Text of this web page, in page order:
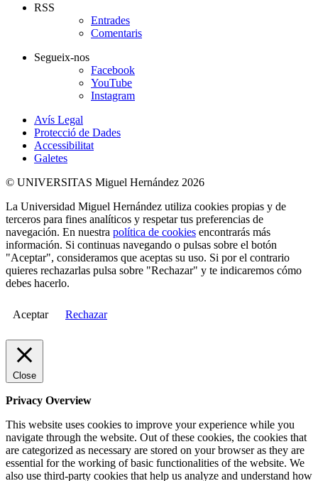
RSS
Entrades
Comentaris
Segueix-nos
Facebook
YouTube
Instagram
Avís Legal
Protecció de Dades
Accessibilitat
Galetes
© UNIVERSITAS Miguel Hernández 2026
La Universidad Miguel Hernández utiliza cookies propias y de
terceros para fines analíticos y respetar tus preferencias de
navegación. En nuestra política de cookies encontrarás más
información. Si continuas navegando o pulsas sobre el botón
"Aceptar", consideramos que aceptas su uso. Si por el contrario
quieres rechazarlas pulsa sobre "Rechazar" y te indicaremos cómo
debes hacerlo.
Aceptar Rechazar
Close
Privacy Overview
This website uses cookies to improve your experience while you
navigate through the website. Out of these cookies, the cookies that
are categorized as necessary are stored on your browser as they are
essential for the working of basic functionalities of the website. We
also use third-party cookies that help us analyze and understand how